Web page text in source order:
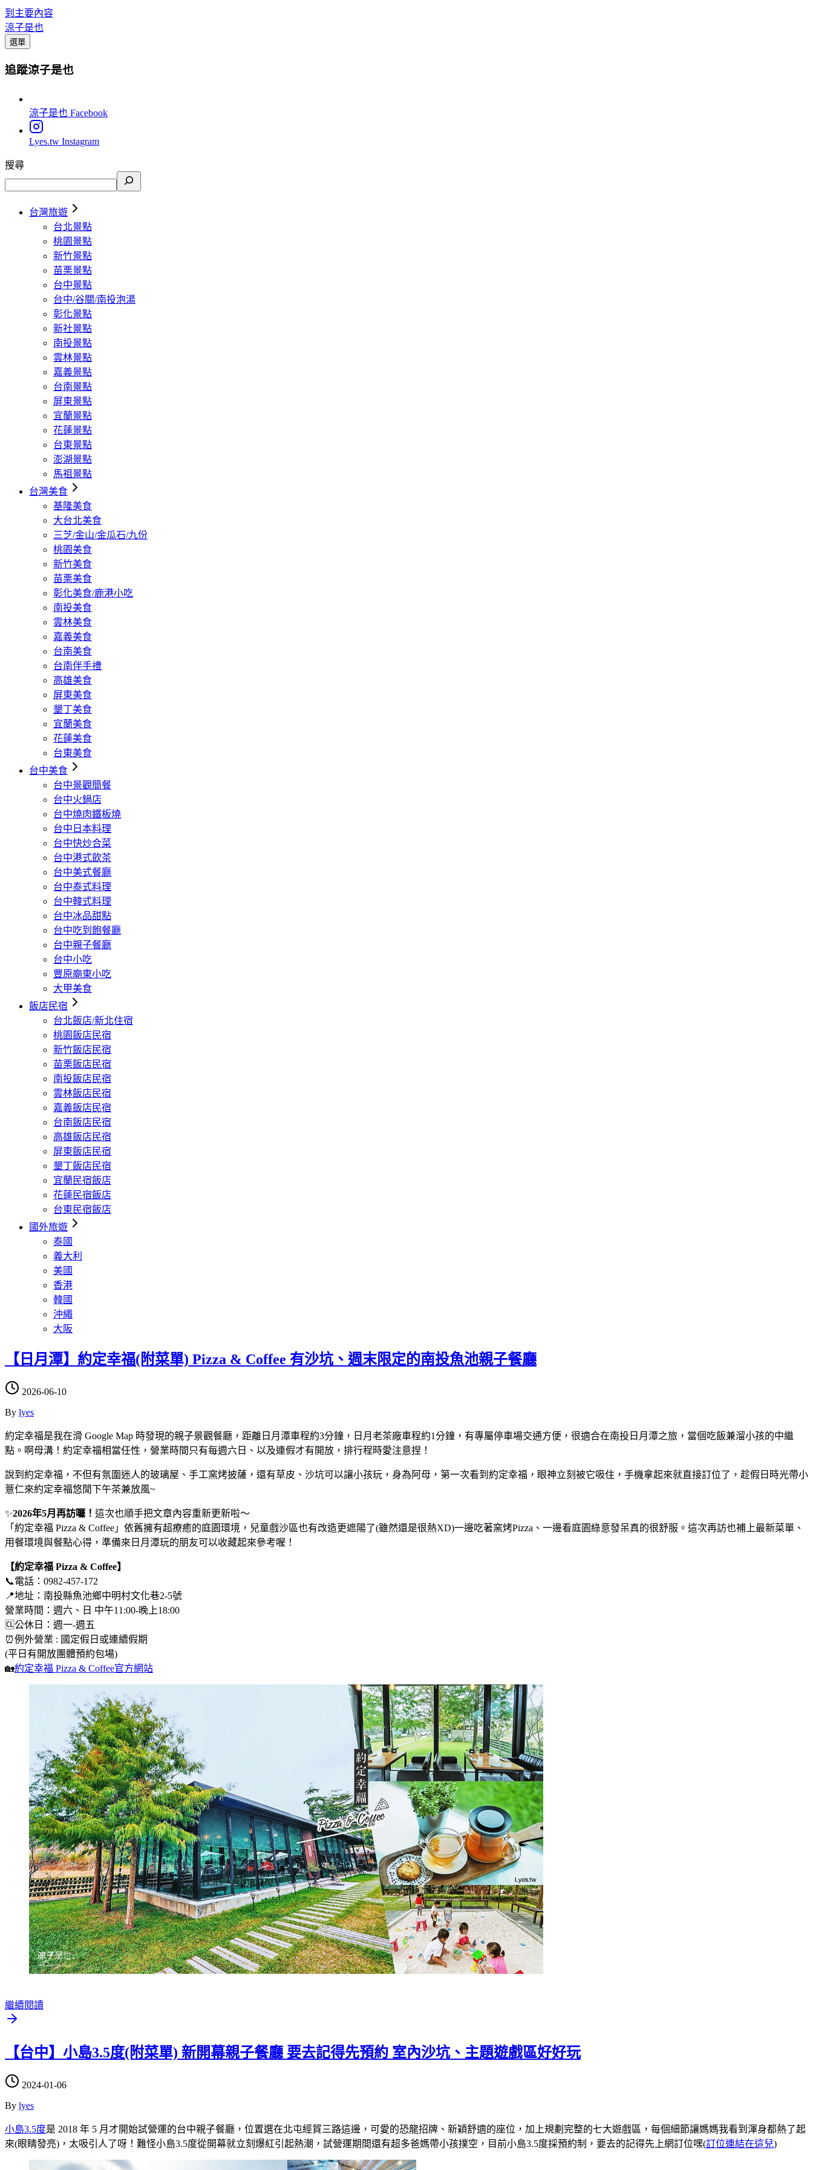
到主要內容
涼子是也
選單
追蹤涼子是也
涼子是也 Facebook
Lyes.tw Instagram
搜尋
台灣旅遊
台北景點
桃園景點
新竹景點
苗栗景點
台中景點
台中/谷關/南投泡湯
彰化景點
新社景點
南投景點
雲林景點
嘉義景點
台南景點
屏東景點
宜蘭景點
花蓮景點
台東景點
澎湖景點
馬祖景點
台灣美食
基隆美食
大台北美食
三芝/金山/金瓜石/九份
桃園美食
新竹美食
苗栗美食
彰化美食/鹿港小吃
南投美食
雲林美食
嘉義美食
台南美食
台南伴手禮
高雄美食
屏東美食
墾丁美食
宜蘭美食
花蓮美食
台東美食
台中美食
台中景觀簡餐
台中火鍋店
台中燒肉鐵板燒
台中日本料理
台中快炒合菜
台中港式飲茶
台中美式餐廳
台中泰式料理
台中韓式料理
台中冰品甜點
台中吃到飽餐廳
台中親子餐廳
台中小吃
豐原廟東小吃
大甲美食
飯店民宿
台北飯店/新北住宿
桃園飯店民宿
新竹飯店民宿
苗栗飯店民宿
南投飯店民宿
雲林飯店民宿
嘉義飯店民宿
台南飯店民宿
高雄飯店民宿
屏東飯店民宿
墾丁飯店民宿
宜蘭民宿飯店
花蓮民宿飯店
台東民宿飯店
國外旅遊
泰國
義大利
美國
香港
韓國
沖繩
大阪
【日月潭】約定幸福(附菜單) Pizza & Coffee 有沙坑、週末限定的南投魚池親子餐廳
2026-06-10
By lyes
約定幸福是我在滑 Google Map 時發現的親子景觀餐廳，距離日月潭車程約3分鐘，日月老茶廠車程約1分鐘，有專屬停車場交通方便，很適合在南投日月潭之旅，當個吃飯兼溜小孩的中繼
點。啊母溝！約定幸福相當任性，營業時間只有每週六日、以及連假才有開放，排行程時愛注意捏！
說到約定幸福，不但有氛圍迷人的玻璃屋、手工窯烤披薩，還有草皮、沙坑可以讓小孩玩，身為阿母，第一次看到約定幸福，眼神立刻被它吸住，手機拿起來就直接訂位了，趁假日時光帶小
薏仁來約定幸福悠閒下午茶兼放風~
✨2026年5月再訪囉！ 這次也順手把文章內容重新更新啦～
「約定幸福 Pizza & Coffee」依舊擁有超療癒的庭園環境，兒童戲沙區也有改造更遮陽了(雖然還是很熱XD)一邊吃著窯烤Pizza、一邊看庭園綠意發呆真的很舒服。這次再訪也補上最新菜單、
用餐環境與餐點心得，準備來日月潭玩的朋友可以收藏起來參考喔！
【約定幸福 Pizza & Coffee】
📞電話：0982-457-172
📍地址：南投縣魚池鄉中明村文化巷2-5號
營業時間：週六、日 中午11:00-晚上18:00
🆑公休日：週一-週五
⏰例外營業 : 國定假日或連續假期
​(平日有開放團體預約包場)
🏡約定幸福 Pizza & Coffee官方網站
繼續閱讀
【台中】小島3.5度(附菜單) 新開幕親子餐廳 要去記得先預約 室內沙坑、主題遊戲區好好玩
2024-01-06
By lyes
小島3.5度是 2018 年 5 月才開始試營運的台中親子餐廳，位置選在北屯經貿三路這邊，可愛的恐龍招牌、新穎舒適的座位，加上規劃完整的七大遊戲區，每個細節讓媽媽我看到渾身都熱了起
來(眼睛發亮)，太吸引人了呀！難怪小島3.5度從開幕就立刻爆紅引起熱潮，試營運期間還有超多爸媽帶小孩撲空，目前小島3.5度採預約制，要去的記得先上網訂位嘿(訂位連結在這兒)